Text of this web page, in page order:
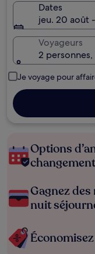
Dates
jeu. 20 août
Voyageurs
2 personnes,
Je voyage pour
Options
Gagnez
nuit